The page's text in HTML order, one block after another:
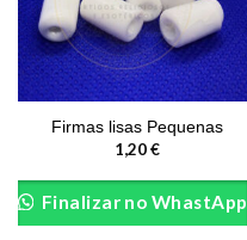
Firmas lisas Pequenas
1,20€
product
Finalizar no WhastApp